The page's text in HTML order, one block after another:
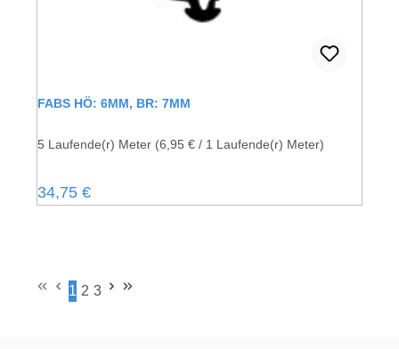
FABS HÖ: 6MM, BR: 7MM
5 Laufende(r) Meter (6,95 € / 1 Laufende(r) Meter)
Regulärer Preis:
34,75 €
Seite
1
Seite
2
Seite
3